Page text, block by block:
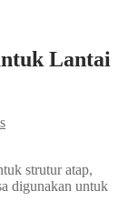
Lantai
strutur atap,
digunakan untuk